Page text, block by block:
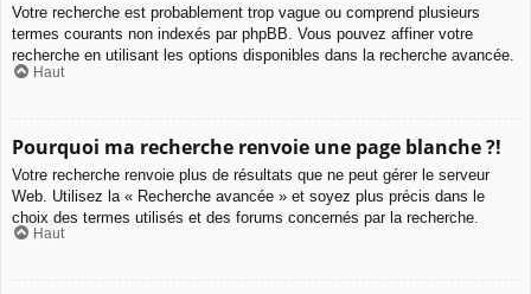
Votre recherche est probablement trop vague ou comprend plusieurs
termes courants non indexés par phpBB. Vous pouvez affiner votre
recherche en utilisant les options disponibles dans la recherche avancée.
Haut
Pourquoi ma recherche renvoie une page blanche ?!
Votre recherche renvoie plus de résultats que ne peut gérer le serveur
Web. Utilisez la « Recherche avancée » et soyez plus précis dans le
choix des termes utilisés et des forums concernés par la recherche.
Haut